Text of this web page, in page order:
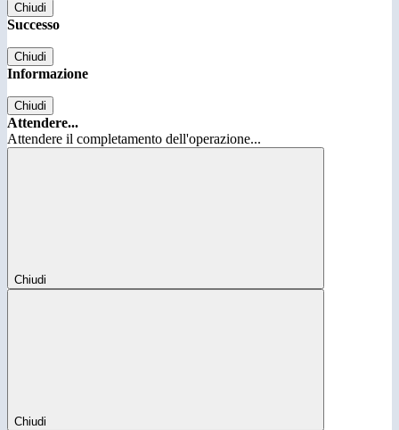
Chiudi
Successo
Chiudi
Informazione
Chiudi
Attendere...
Attendere il completamento dell'operazione...
Chiudi
Chiudi